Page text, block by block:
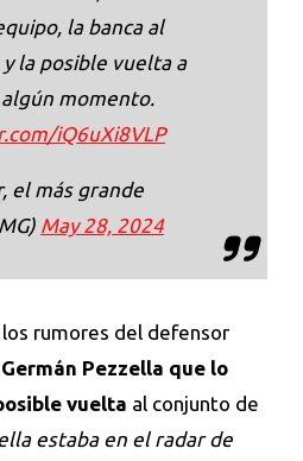
la banca al
la posible vuelta a
momento.
iQ6uXi8VLP
el más grande
May 28, 2024
rumores del defensor
Germán Pezzella que lo
vuelta al conjunto de
estaba en el radar de